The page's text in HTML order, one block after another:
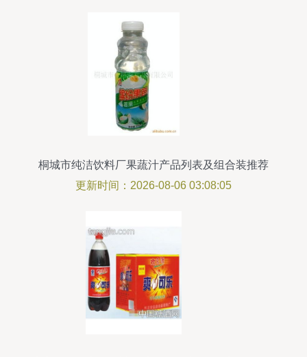
桐城市纯洁饮料厂果蔬汁产品列表及组合装推荐
更新时间：2026-08-06 03:08:05